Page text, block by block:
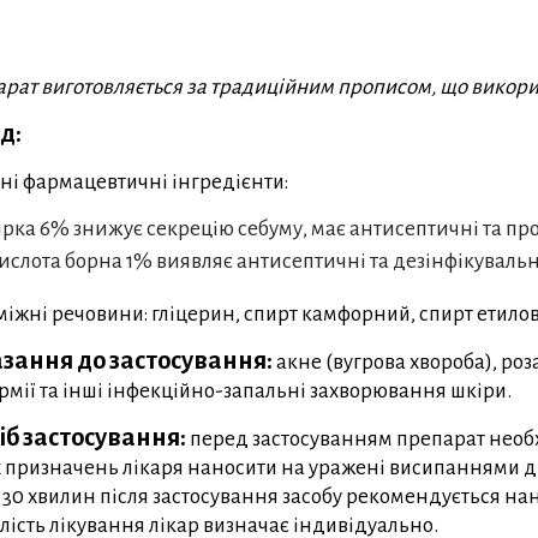
виготовляється за традиційним прописом, що
фармацевтичні інгредієнти:
6% знижує секрецію себуму, має антисептичні та
борна 1% виявляє антисептичні та
речовини: гліцерин, спирт камфорний, спирт
до застосування: акне (вугрова хвороба),
та інші інфекційно-запальні захворювання шкіри.
застосування: перед застосуванням препарат
лікаря наносити на уражені висипаннями
хвилин після застосування засобу рекомендується
лікування лікар визначає індивідуально.